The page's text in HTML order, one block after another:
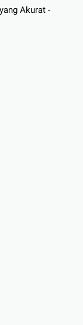
Akurat -